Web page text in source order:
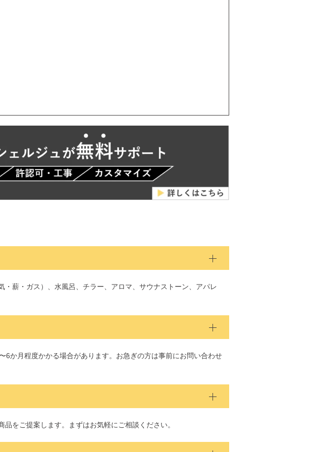
薪・ガス）、水風呂、チラー、アロマ、サウナストーン、アパレ
か月程度かかる場合があります。お急ぎの方は事前にお問い合わせ
をご提案します。まずはお気軽にご相談ください。